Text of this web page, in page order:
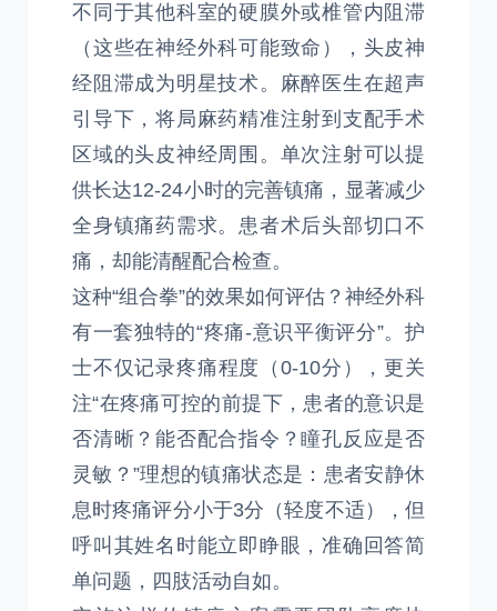
不同于其他科室的硬膜外或椎管内阻滞
（这些在神经外科可能致命），头皮神
经阻滞成为明星技术。麻醉医生在超声
引导下，将局麻药精准注射到支配手术
区域的头皮神经周围。单次注射可以提
供长达12-24小时的完善镇痛，显著减少
全身镇痛药需求。患者术后头部切口不
痛，却能清醒配合检查。
这种“组合拳”的效果如何评估？神经外科
有一套独特的“疼痛-意识平衡评分”。护
士不仅记录疼痛程度（0-10分），更关
注“在疼痛可控的前提下，患者的意识是
否清晰？能否配合指令？瞳孔反应是否
灵敏？”理想的镇痛状态是：患者安静休
息时疼痛评分小于3分（轻度不适），但
呼叫其姓名时能立即睁眼，准确回答简
单问题，四肢活动自如。